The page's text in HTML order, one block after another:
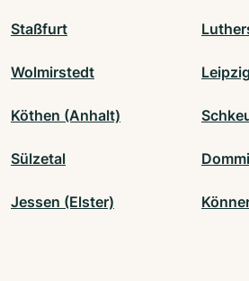
Staßfurt
Wolmirstedt Leipzig
Köthen (Anhalt)
Sülzetal
Jessen (Elster)